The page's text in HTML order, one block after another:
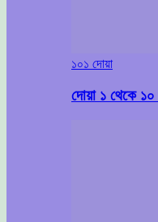
১০১ দোয়া
দোয়া ১ থেকে